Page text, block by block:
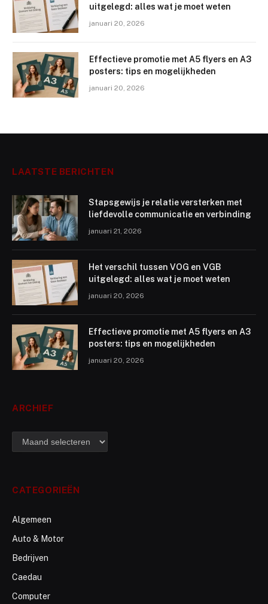
uitgelegd: alles wat je moet weten
januari 20, 2026
Effectieve promotie met A5 flyers en A3
posters: tips en mogelijkheden
januari 20, 2026
LAATSTE BERICHTEN
Stapsgewijs je relatie versterken met
liefdevolle communicatie en verbinding
januari 21, 2026
Het verschil tussen VOG en VGB
uitgelegd: alles wat je moet weten
januari 20, 2026
Effectieve promotie met A5 flyers en A3
posters: tips en mogelijkheden
januari 20, 2026
ARCHIEF
archief
CATEGORIEËN
Algemeen
Auto & Motor
Bedrijven
Caedau
Computer